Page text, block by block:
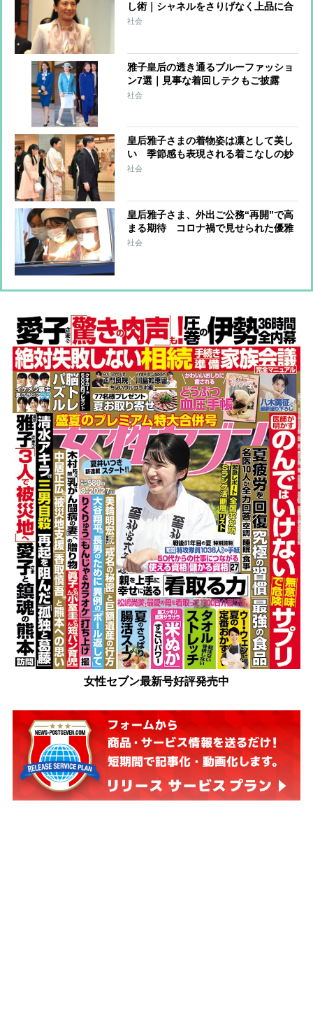
し術｜シャネルをさりげなく上品に合
わせるコーデ
社会
雅子皇后の透き通るブルーファッショ
ン7選｜見事な着回しテクもご披露
社会
皇后雅子さまの着物姿は凛として美し
い 季節感も表現される着こなしの妙
社会
皇后雅子さま、外出ご公務“再開”で高
まる期待 コロナ禍で見せられた優雅
なドレスやリモートとファッションで
社会
女性セブン最新号好評発売中